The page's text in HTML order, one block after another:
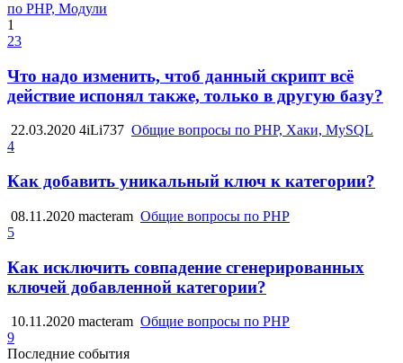
по PHP, Модули
1
23
Что надо изменить, чтоб данный скрипт всё
действие испонял также, только в другую базу?
22.03.2020 4iLi737 Общие вопросы по PHP, Хаки, MySQL
4
Как добавить уникальный ключ к категории?
08.11.2020 macteram Общие вопросы по PHP
5
Как исключить совпадение сгенерированных
ключей добавленной категории?
10.11.2020 macteram Общие вопросы по PHP
9
Последние события